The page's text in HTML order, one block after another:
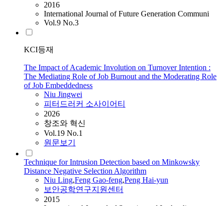
2016
International Journal of Future Generation Communi
Vol.9 No.3
KCI등재
The Impact of Academic Involution on Turnover Intention :
The Mediating Role of Job Burnout and the Moderating Role
of Job Embeddedness
Niu Jingwei
피터드러커 소사이어티
2026
창조와 혁신
Vol.19 No.1
원문보기
Technique for Intrusion Detection based on Minkowsky
Distance Negative Selection Algorithm
Niu Ling,Feng Gao-feng,Peng Hai-yun
보안공학연구지원센터
2015